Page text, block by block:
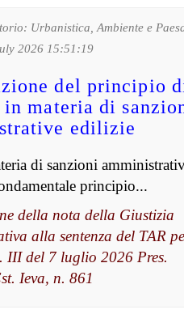
Urbanistica, Ambiente e
2026 15:51:19
del principio
materia di
edilizie
di sanzioni
principio...
della nota della Giustizia
alla sentenza del TAR
III del 7 luglio 2026 Pres.
Ieva, n. 861